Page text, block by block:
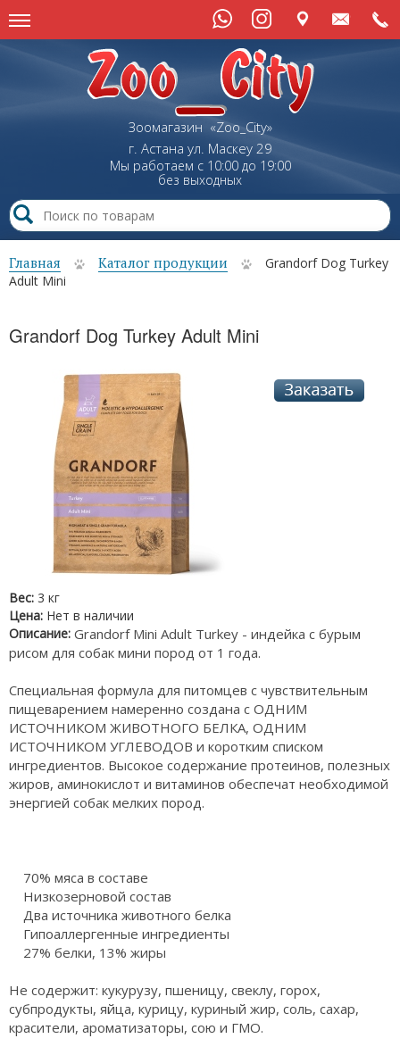
Зоомагазин «Zoo_City»
г. Астана ул. Маскеу29
Мы работаем с 10:00 до 19:00
без выходных
Главная Каталог продукции
Grandorf Dog Turkey
Adult Mini
Grandorf Dog Turkey Adult Mini
Вес: 3 кг
Цена: Нет в наличии
Описание: Grandorf Mini Adult Turkey - индейка с бурым
рисом для собак мини пород от 1 года.
Специальная формула для питомцев с чувствительным
пищеварением намеренно создана с ОДНИМ
ИСТОЧНИКОМ ЖИВОТНОГО БЕЛКА, ОДНИМ
ИСТОЧНИКОМ УГЛЕВОДОВ и коротким списком
ингредиентов. Высокое содержание протеинов, полезных
жиров, аминокислот и витаминов обеспечат необходимой
энергией собак мелких пород.
70% мяса в составе
Низкозерновой состав
Два источника животного белка
Гипоаллергенные ингредиенты
27% белки, 13% жиры
Не содержит: кукурузу, пшеницу, свеклу, горох,
субпродукты, яйца, курицу, куриный жир, соль, сахар,
красители, ароматизаторы, сою и ГМО.